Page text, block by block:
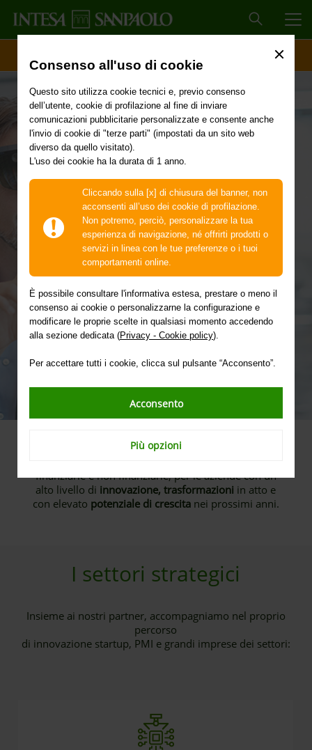
Consenso all'uso di cookie
Questo sito utilizza cookie tecnici e, previo consenso
dell’utente, cookie di profilazione al fine di inviare
comunicazioni pubblicitarie personalizzate e consente anche
l'invio di cookie di "terze parti" (impostati da un sito web
diverso da quello visitato).
L'uso dei cookie ha la durata di 1 anno.
Cliccando sulla [x] di chiusura del banner, non
acconsenti all’uso dei cookie di profilazione.
Non potremo, perciò, personalizzare la tua
esperienza di navigazione, né offrirti prodotti o
servizi in linea con le tue preferenze o i tuoi
comportamenti online.
È possibile consultare l'informativa estesa, prestare o meno il
consenso ai cookie o personalizzarne la configurazione e
modificare le proprie scelte in qualsiasi momento accedendo
alla sezione dedicata (Privacy - Cookie policy).
Per accettare tutti i cookie, clicca sul pulsante “Acconsento”.
Acconsento
Più opzioni
Innovare il business
della tua azienda
L’offerta dedicata all’innovazione aziendale, per
permetterti di guadagnare competitività a livello
nazionale e internazionale.
finanziarie e non finanziarie, per le aziende con un
alto livello di innovazione, trasformazioni in atto e
con elevato potenziale di crescitanei prossimi anni.
I settori strategici
Insieme ai nostri partner, accompagniamo nel proprio
percorso
di innovazione startup, PMI e grandi imprese dei settori: